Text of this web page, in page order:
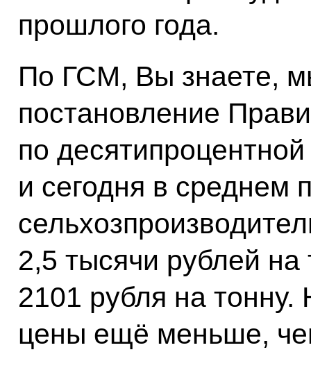
прошлого года.
По ГСМ, Вы знаете,
постановление
по
и сегодня в среднем
2,5 тысячи рублей на
2101 рубля на тонну.
цены ещё меньше,